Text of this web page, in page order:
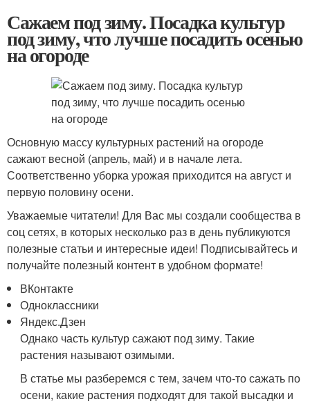
Сажаем под зиму. Посадка культур
под зиму, что лучше посадить осенью
на огороде
Основную массу культурных растений на огороде
сажают весной (апрель, май) и в начале лета.
Соответственно уборка урожая приходится на август и
первую половину осени.
Уважаемые читатели! Для Вас мы создали сообщества в
соц сетях, в которых несколько раз в день публикуются
полезные статьи и интересные идеи! Подписывайтесь и
получайте полезный контент в удобном формате!
ВКонтакте
Одноклассники
Яндекс.Дзен
Однако часть культур сажают под зиму. Такие
растения называют озимыми.
В статье мы разберемся с тем, зачем что-то сажать по
осени, какие растения подходят для такой высадки и